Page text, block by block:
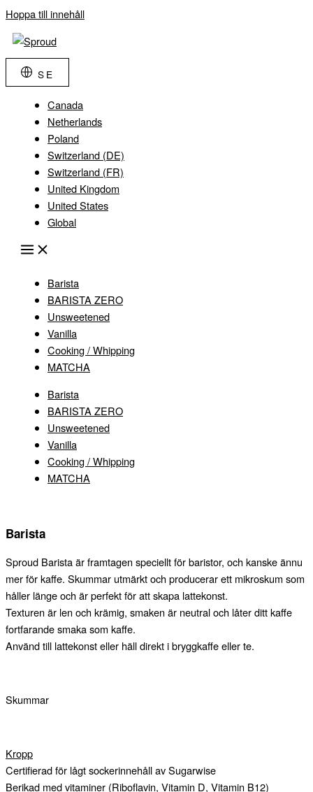
Hoppa till innehåll
SE
Canada
Netherlands
Poland
Switzerland (DE)
Switzerland (FR)
United Kingdom
United States
Global
Barista
BARISTA ZERO
Unsweetened
Vanilla
Cooking / Whipping
MATCHA
Barista
BARISTA ZERO
Unsweetened
Vanilla
Cooking / Whipping
MATCHA
Barista
Sproud Barista är framtagen speciellt för baristor, och kanske ännu
mer för kaffe. Skummar utmärkt och producerar ett mikroskum som
håller länge och är perfekt för att skapa lattekonst.
Texturen är len och krämig, smaken är neutral och låter ditt kaffe
fortfarande smaka som kaffe.
Använd till lattekonst eller häll direkt i bryggkaffe eller te.
Skummar
Kropp
Certifierad för lågt sockerinnehåll av Sugarwise
Berikad med vitaminer (Riboflavin, Vitamin D, Vitamin B12)